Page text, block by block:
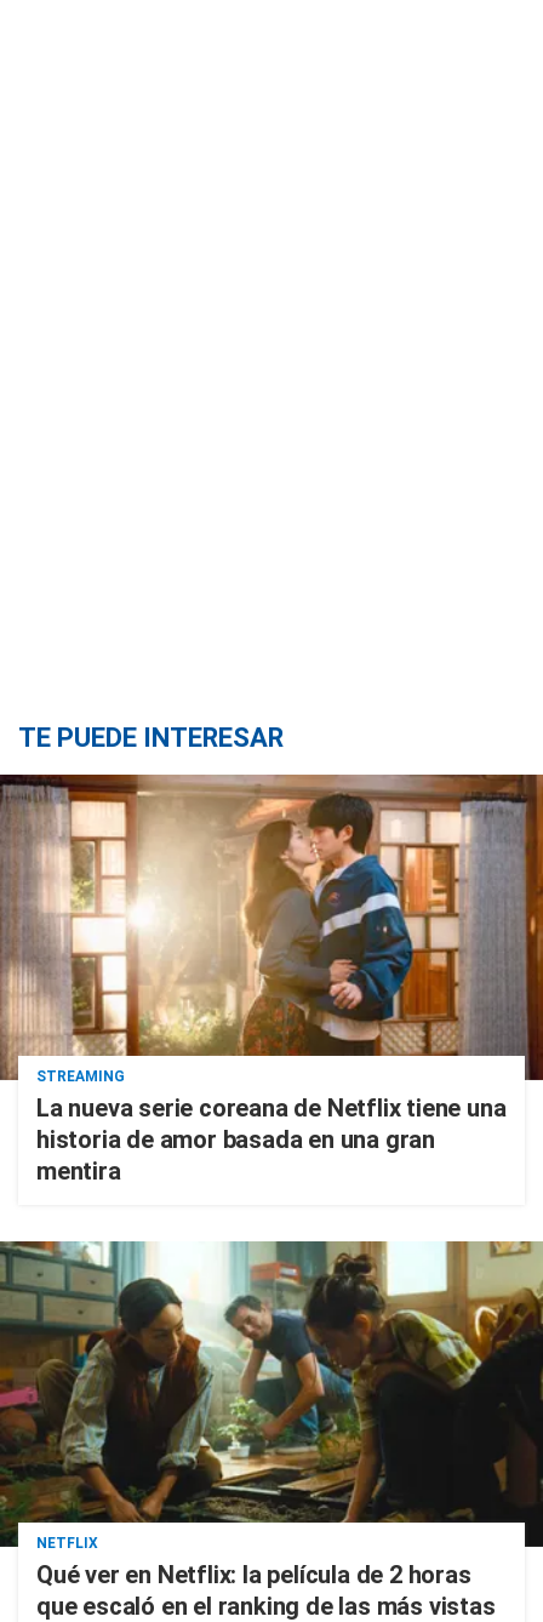
TE PUEDE INTERESAR
STREAMING
La nueva serie coreana de Netflix tiene una
historia de amor basada en una gran
mentira
NETFLIX
Qué ver en Netflix: la película de 2 horas
que escaló en el ranking de las más vistas